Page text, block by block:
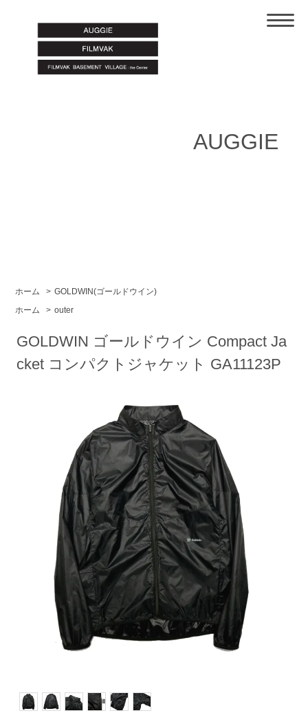
AUGGIE
ホーム > GOLDWIN(ゴールドウイン)
ホーム
> outer
GOLDWIN ゴールドウイン Compact Ja
cket コンパクトジャケット GA11123P